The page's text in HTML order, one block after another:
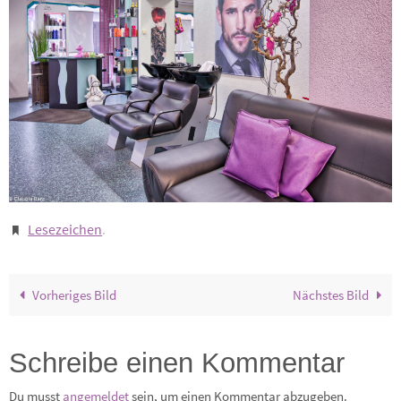
Lesezeichen.
Vorheriges Bild Nächstes Bild
Schreibe einen Kommentar
Du musst angemeldetsein, um einen Kommentar abzugeben.